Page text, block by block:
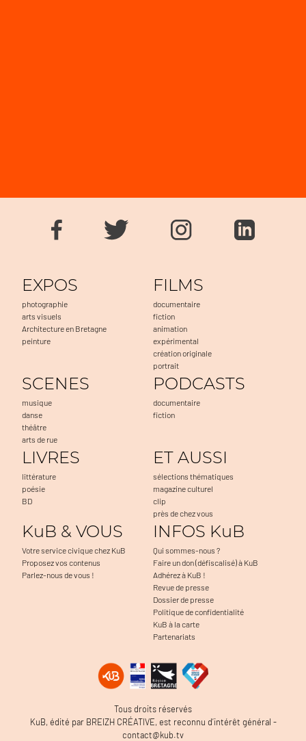
EXPOS
photographie
arts visuels
Architecture en Bretagne
peinture
FILMS
documentaire
fiction
animation
expérimental
création originale
portrait
SCENES
musique
danse
théâtre
arts de rue
PODCASTS
documentaire
fiction
LIVRES
littérature
poésie
BD
ET AUSSI
sélections thématiques
magazine culturel
clip
près de chez vous
KuB & VOUS
Votre service civique chez KuB
Proposez vos contenus
Parlez-nous de vous !
INFOS KuB
Qui sommes-nous ?
Faire un don (défiscalisé) à KuB
Adhérez à KuB !
Revue de presse
Dossier de presse
Politique de confidentialité
KuB à la carte
Partenariats
Tous droits réservés
KuB, édité par BREIZH CRÉATIVE, est reconnu d’intérêt général -
contact@kub.tv